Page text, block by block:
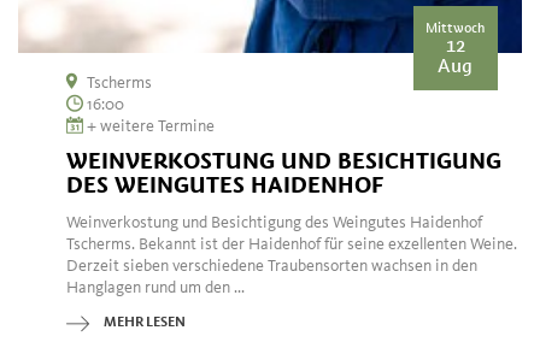
Mittwoch
12
Aug
Tscherms
16:00
+ weitere Termine
WEINVERKOSTUNG UND BESICHTIGUNG
DES WEINGUTES HAIDENHOF
Weinverkostung und Besichtigung des Weingutes Haidenhof
Tscherms. Bekannt ist der Haidenhof für seine exzellenten Weine.
Derzeit sieben verschiedene Traubensorten wachsen in den
Hanglagen rund um den ...
MEHR LESEN